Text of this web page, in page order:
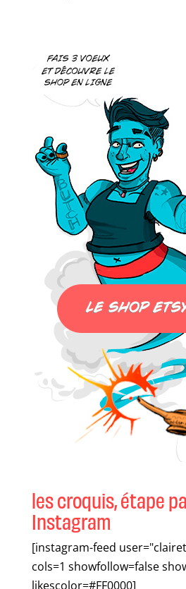
les croquis, étape
Instagram
[instagram-feed
cols=1 showfollow=false
likescolor=#FF0000]